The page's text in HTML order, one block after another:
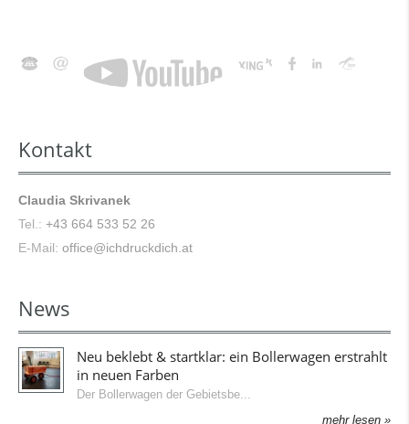
Kontakt
Claudia Skrivanek
Tel.: +43 664 533 52 26
E-Mail: office@ichdruckdich.at
News
Neu beklebt & startklar: ein Bollerwagen erstrahlt
in neuen Farben
Der Bollerwagen der Gebietsbe
mehr lesen »